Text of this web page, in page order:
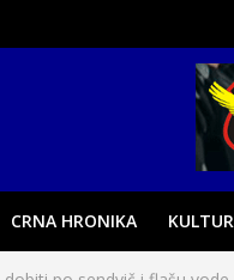
CRNA HRONIKA